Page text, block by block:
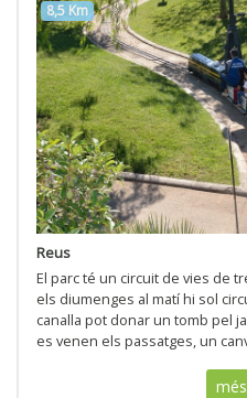
8,5 Km
Reus
El parc té un circuit de vies de
els diumenges al matí hi sol
canalla pot donar un tomb pel
es venen els passatges, un